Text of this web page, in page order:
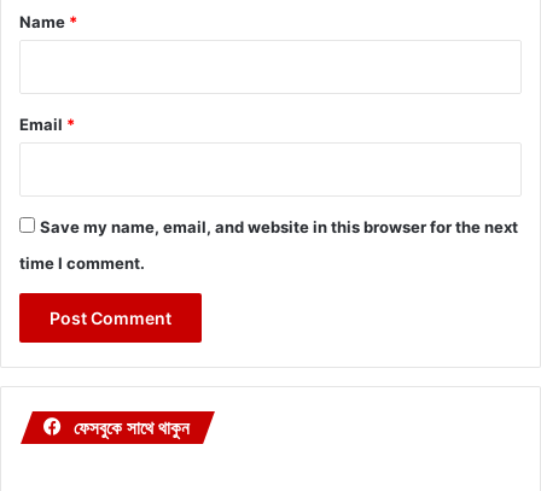
*
Name *
Email *
Save my name, email, and website in this browser for the next
time I comment.
ফেসবুকে সাথে থাকুন